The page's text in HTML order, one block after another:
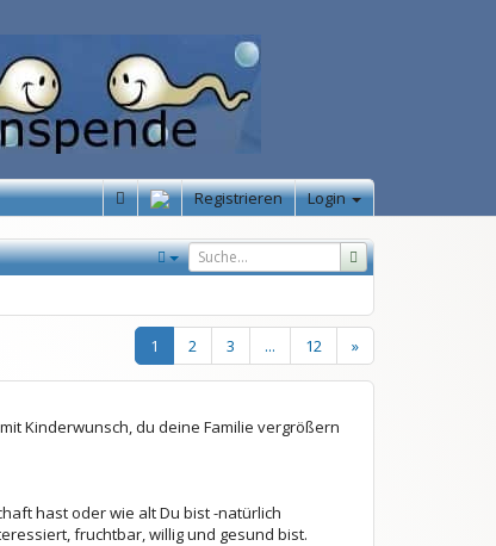
Registrieren Login
1 2 3 ... 12 »
Kinderwunsch, du deine Familie vergrößern
hast oder wie alt Du bist -natürlich
fruchtbar, willig und gesund bist.